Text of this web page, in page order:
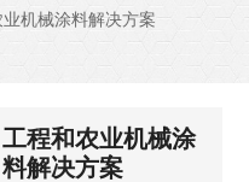
机械涂料解决方案
工程和农业机械涂
料解决方案